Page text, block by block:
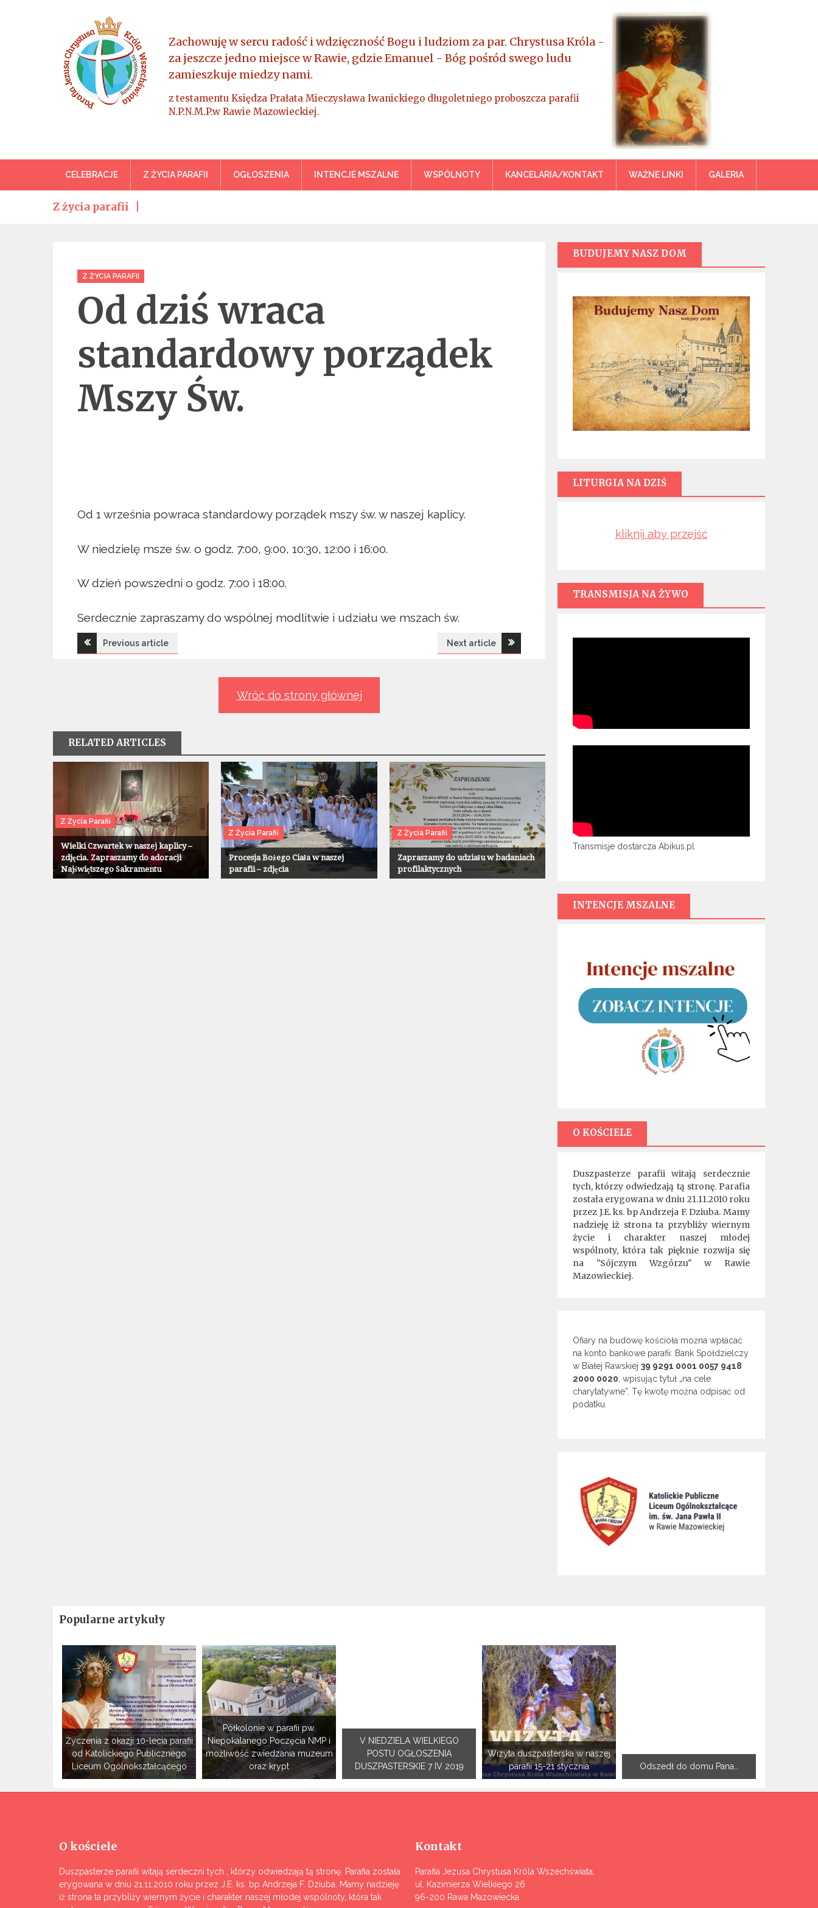
Parafia Jezusa Chrystusa Króla Wszechświata – Rawa Mazowiecka
Zachowuję w sercu radość i wdzięczność Bogu i ludziom za par. Chrystusa Króla -
za jeszcze jedno miejsce w Rawie, gdzie Emanuel - Bóg pośród swego ludu
zamieszkuje miedzy nami.
z testamentu Księdza Prałata Mieczysława Iwanickiego długoletniego proboszcza parafii
N.P.N.M.P.w Rawie Mazowieckiej.
CELEBRACJE Z ŻYCIA PARAFII OGŁOSZENIA INTENCJE MSZALNE WSPÓLNOTY KANCELARIA/KONTAKT WAŻNE LINKI GALERIA
Z życia parafii
Categories
Z ŻYCIA PARAFII
Od dziś wraca
standardowy porządek
Mszy Św.
Od 1 września powraca standardowy porządek mszy św. w naszej kaplicy.
W niedzielę msze św. o godz. 7:00, 9:00, 10:30, 12:00 i 16:00.
W dzień powszedni o godz. 7:00 i 18:00.
Serdecznie zapraszamy do wspólnej modlitwie i udziału we mszach św.
Nawigacja
Previous article Next article
Wróć do strony głównej
RELATED ARTICLES
Z Życia Parafii
Wielki Czwartek w naszej kaplicy –
zdjęcia. Zapraszamy do adoracji
Najświętszego Sakramentu
Z Życia Parafii
Procesja Bożego Ciała w naszej
parafii – zdjęcia
Z Życia Parafii
Zapraszamy do udziału w badaniach
profilaktycznych
BUDUJEMY NASZ DOM
LITURGIA NA DZIŚ
kliknij aby przejść
TRANSMISJA NA ŻYWO
Transmisje dostarcza Abikus.pl
INTENCJE MSZALNE
O KOŚCIELE
Duszpasterze parafii witają serdecznie
tych, którzy odwiedzają tą stronę. Parafia
została erygowana w dniu 21.11.2010 roku
przez J.E. ks. bp Andrzeja F. Dziuba. Mamy
nadzieję iż strona ta przybliży wiernym
życie i charakter naszej młodej
wspólnoty, która tak pięknie rozwija się
na "Sójczym Wzgórzu" w Rawie
Mazowieckiej.
Ofiary na budowę kościoła można wpłacać
na konto bankowe parafii: Bank Spółdzielczy
w Białej Rawskiej 39 9291 0001 0057 9418
2000 0020 , wpisując tytuł „na cele
charytatywne”. Tę kwotę można odpisać od
podatku.
Popularne artykuły
Życzenia z okazji 10-lecia parafii
od Katolickiego Publicznego
Liceum Ogólnokształcącego
Półkolonie w parafii pw.
Niepokalanego Poczęcia NMP i
możliwość zwiedzania muzeum
oraz krypt
V NIEDZIELA WIELKIEGO
POSTU OGŁOSZENIA
DUSZPASTERSKIE 7 IV 2019
Wizyta duszpasterska w naszej
parafii 15-21 stycznia
Odszedł do domu Pana…
O kościele
Duszpasterze parafii witają serdeczni tych , którzy odwiedzają tą stronę. Parafia została
erygowana w dniu 21.11.2010 roku przez J.E. ks. bp Andrzeja F. Dziuba. Mamy nadzieję
iż strona ta przybliży wiernym życie i charakter naszej młodej wspólnoty, która tak
Kontakt
Parafia Jezusa Chrystusa Króla Wszechświata,
ul. Kazimierza Wielkiego 26
96-200 Rawa Mazowiecka